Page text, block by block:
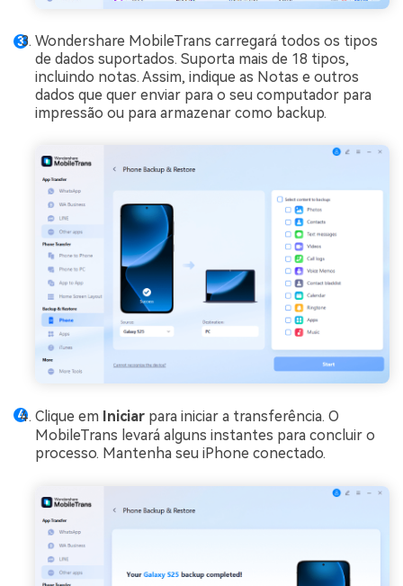
Wondershare MobileTrans carregará todos os tipos
de dados suportados. Suporta mais de 18 tipos,
incluindo notas. Assim, indique as Notas e outros
dados que quer enviar para o seu computador para
impressão ou para armazenar como backup.
Clique em Iniciar para iniciar a transferência. O
MobileTrans levará alguns instantes para concluir o
processo. Mantenha seu iPhone conectado.